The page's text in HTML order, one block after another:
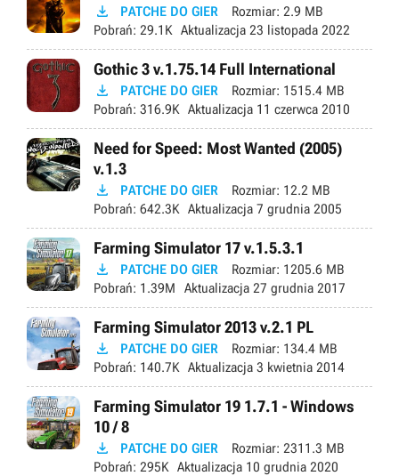
 PATCHE DO GIER Rozmiar: 2.9 MB
Pobrań: 29.1K Aktualizacja 23 listopada 2022
Gothic 3 v.1.75.14 Full International
 PATCHE DO GIER Rozmiar: 1515.4 MB
Pobrań: 316.9K Aktualizacja 11 czerwca 2010
Need for Speed: Most Wanted (2005)
v.1.3
 PATCHE DO GIER Rozmiar: 12.2 MB
Pobrań: 642.3K Aktualizacja 7 grudnia 2005
Farming Simulator 17 v.1.5.3.1
 PATCHE DO GIER Rozmiar: 1205.6 MB
Pobrań: 1.39M Aktualizacja 27 grudnia 2017
Farming Simulator 2013 v.2.1 PL
 PATCHE DO GIER Rozmiar: 134.4 MB
Pobrań: 140.7K Aktualizacja 3 kwietnia 2014
Farming Simulator 19 1.7.1 - Windows
10 / 8
 PATCHE DO GIER Rozmiar: 2311.3 MB
Pobrań: 295K Aktualizacja 10 grudnia 2020